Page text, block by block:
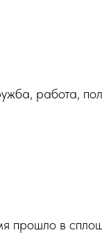
работа,
прошло в